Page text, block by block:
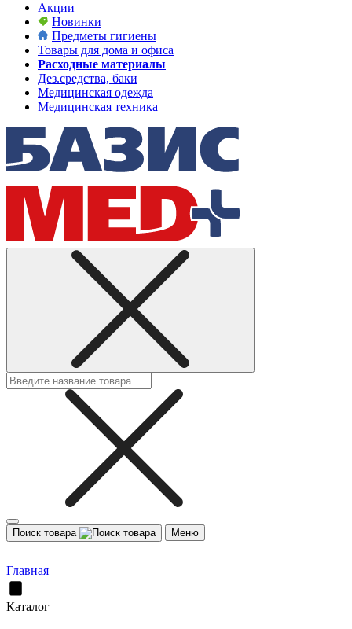
Акции
Новинки
Предметы гигиены
Товары для дома и офиса
Расходные материалы
Дез.средства, баки
Медицинская одежда
Медицинская техника
Поиск товара Меню
Главная
Каталог